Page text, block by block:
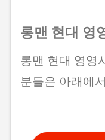
롱맨 현대 영
롱맨 현대 영영
분들은 아래에